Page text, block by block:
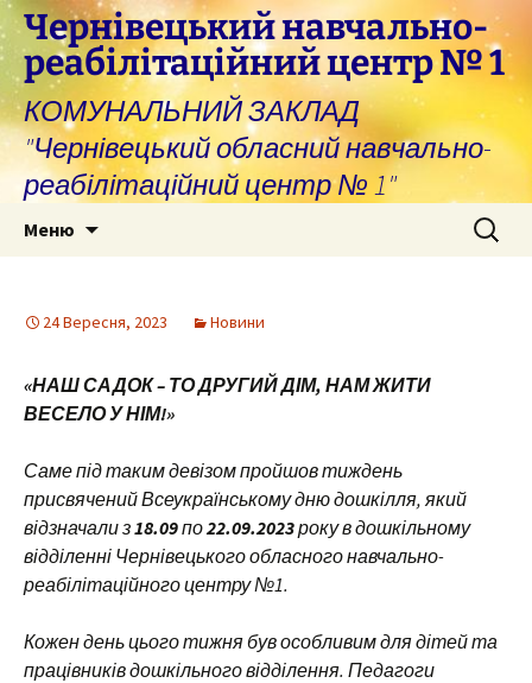
Перейти
до
вмісту
Чернівецький навчально-
реабілітаційний центр № 1
КОМУНАЛЬНИЙ ЗАКЛАД
"Чернівецький обласний навчально-
реабілітаційний центр № 1"
Меню Пошук:
24 Вересня, 2023 Новини
«НАШ САДОК – ТО ДРУГИЙ ДІМ, НАМ ЖИТИ
ВЕСЕЛО У НІМ!»
Саме під таким девізом пройшов тиждень
присвячений Всеукраїнському дню дошкілля, який
відзначали з18.09по22.09.2023року в дошкільному
відділенні Чернівецького обласного навчально-
реабілітаційного центру №1.
Кожен день цього тижня був особливим для дітей та
працівників дошкільного відділення. Педагоги